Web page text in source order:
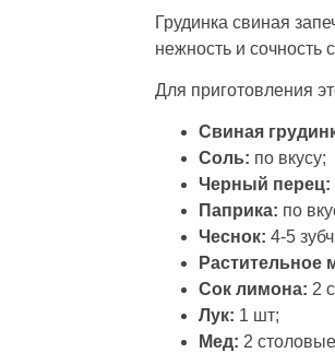
Грудинка свиная
нежность и сочность
Для приготовления
Свиная
Соль: по вкусу;
Черный перец:
Паприка: по
Чеснок: 4-5
Растительное
Сок лимона: 2
Лук: 1 шт;
Мед: 2